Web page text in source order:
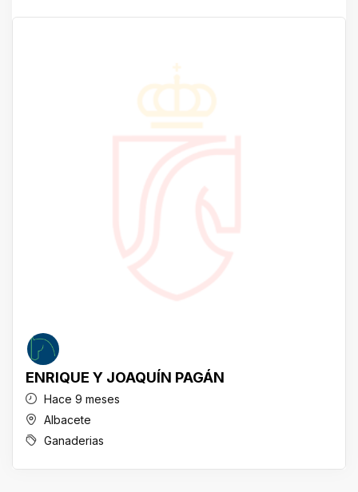
ENRIQUE Y JOAQUÍN PAGÁN
Hace 9 meses
Albacete
Ganaderias